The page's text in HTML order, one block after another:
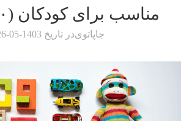
مناسب برای کودکان (۰ تا ۸ سال)
جاپاتویدر تاریخ 1403-05-26